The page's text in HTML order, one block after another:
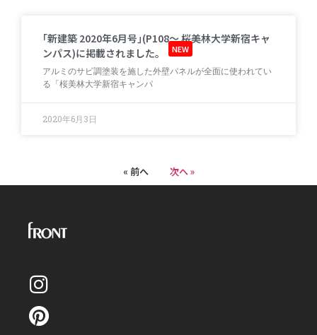
｢新建築 2020年6月号｣(P108～ 桜美林大学新宿キャ
ンパス)に掲載されました。
NEW
アルミのサビ調塗装を施した外壁パネルが全面に使われてい
る「桜美林大学新宿キャンパ
2020年6月3日
« 前へ 次へ »